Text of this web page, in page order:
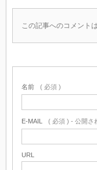
この記事へのコメント
名前 ( 必須 )
E-MAIL ( 必須 ) - 公開さ
URL